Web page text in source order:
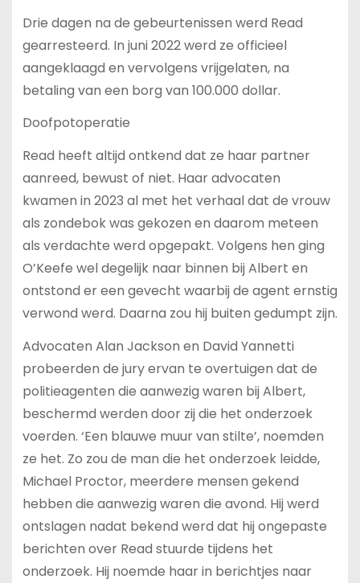
Drie dagen na de gebeurtenissen werd Read
gearresteerd. In juni 2022 werd ze officieel
aangeklaagd en vervolgens vrijgelaten, na
betaling van een borg van 100.000 dollar.
Doofpotoperatie
Read heeft altijd ontkend dat ze haar partner
aanreed, bewust of niet. Haar advocaten
kwamen in 2023 al met het verhaal dat de vrouw
als zondebok was gekozen en daarom meteen
als verdachte werd opgepakt. Volgens hen ging
O’Keefe wel degelijk naar binnen bij Albert en
ontstond er een gevecht waarbij de agent ernstig
verwond werd. Daarna zou hij buiten gedumpt zijn.
Advocaten Alan Jackson en David Yannetti
probeerden de jury ervan te overtuigen dat de
politieagenten die aanwezig waren bij Albert,
beschermd werden door zij die het onderzoek
voerden. ‘Een blauwe muur van stilte’, noemden
ze het. Zo zou de man die het onderzoek leidde,
Michael Proctor, meerdere mensen gekend
hebben die aanwezig waren die avond. Hij werd
ontslagen nadat bekend werd dat hij ongepaste
berichten over Read stuurde tijdens het
onderzoek. Hij noemde haar in berichtjes naar